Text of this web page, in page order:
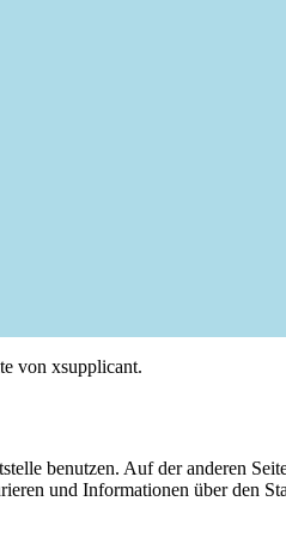
von xsupplicant.
benutzen. Auf der anderen
und Informationen über den